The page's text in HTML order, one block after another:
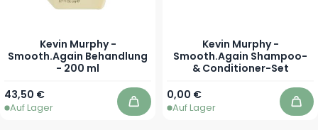
Kevin Murphy -
Smooth.Again Behandlung
- 200 ml
43,50 €
Auf Lager In den Warenkorb
Kevin Murphy -
Smooth.Again Shampoo-
& Conditioner-Set
0,00 €
Auf Lager In